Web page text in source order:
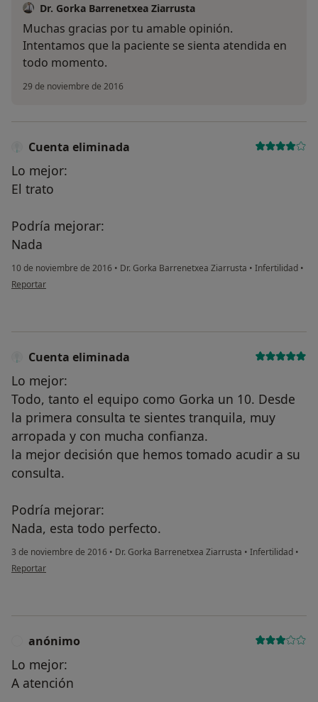
Dr. Gorka Barrenetxea Ziarrusta
Muchas gracias por tu amable opinión.
Intentamos que la paciente se sienta atendida en
todo momento.
29 de noviembre de 2016
Cuenta eliminada
Lo mejor:
El trato
Podría mejorar:
Nada
10 de noviembre de 2016 • Dr. Gorka Barrenetxea Ziarrusta • Infertilidad •
en opinión del usuario Cuenta eliminada
Reportar
Cuenta eliminada
Lo mejor:
Todo, tanto el equipo como Gorka un 10. Desde
la primera consulta te sientes tranquila, muy
arropada y con mucha confianza.
la mejor decisión que hemos tomado acudir a su
consulta.
Podría mejorar:
Nada, esta todo perfecto.
3 de noviembre de 2016 • Dr. Gorka Barrenetxea Ziarrusta • Infertilidad •
en opinión del usuario Cuenta eliminada
Reportar
anónimo
Lo mejor:
A atención